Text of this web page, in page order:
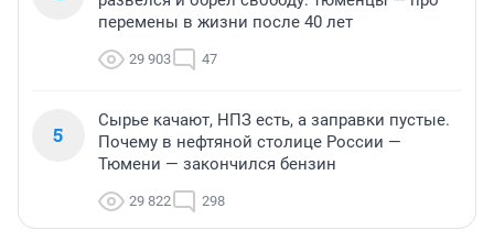
перемены в жизни после 40 лет
29 903 47
5
Сырье качают, НПЗ есть, а заправки пустые.
Почему в нефтяной столице России —
Тюмени — закончился бензин
29 822 298